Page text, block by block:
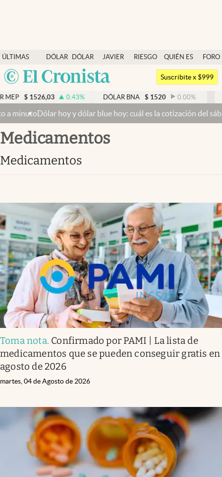
ÚLTIMAS
NOTICIAS
DÓLAR
DÓLAR
BLUE
JAVIER
RIESGO
QUIÉN ES
QUIÉN
FORO
Argentina
México
Dólar
Members
Economía y Política
Finanzas y Mercados
Mercados Online
Infotechnology
Clase
Clima
Mundial 2026
Eventos Corporativos
El Cronista Studio
Mediakit
abre en nueva pestaña
Argentina
Suscribite x $999
0.43% DÓLAR BNA $ 1520 0.00% DÓLAR BLUE
hoy y dólar blue hoy: cuál es la cotización del sábado 8 de
Medicamentos
Medicamentos
Toma nota. Confirmado por PAMI | La lista de
medicamentos que se pueden conseguir gratis en
agosto de 2026
martes, 04 de Agosto de 2026